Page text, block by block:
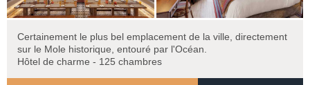
Certainement le plus bel emplacement de la ville, directement
sur le Mole historique, entouré par l'Océan.
Hôtel de charme - 125 chambres